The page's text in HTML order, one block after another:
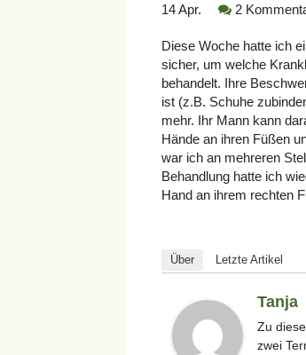
14Apr. 2
Diese Woche hatte ich
sicher, um welche
behandelt. Ihre
ist (z.B. Schuhe
mehr. Ihr Mann kann
Hände an ihren Füßen
war ich an mehreren
Behandlung hatte ich
Hand an ihrem rechten
Über Letzte Artikel
Tanja
Zu
zwei